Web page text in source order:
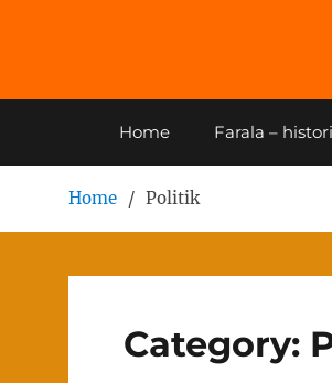
Home Farala –
Home Politik
Category: